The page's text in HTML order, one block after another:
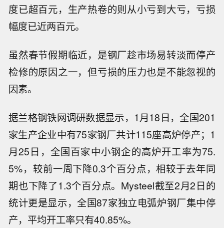
度已超百元，生产热卷的则从小亏到大亏，亏损
幅度已近两百元。
虽然春节假期临近，是钢厂趁市场易转淡而停产
检修的原因之一，但亏损的压力也是不能忽视的
因素。
据兰格钢铁网调研数据显示，1月18日，全国201
家生产企业中有75家钢厂共计115座高炉停产；1
月25日，全国百家中小钢企的高炉开工率为75.
5%，较前一周下降0.3个百分点，相较于去年同
期也下降了1.3个百分点。Mysteel截至2月2日的
统计更是显示，全国87家独立电弧炉钢厂集中停
产，平均开工率只有40.85%。